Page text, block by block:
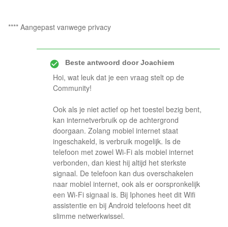
**** Aangepast vanwege privacy
Beste antwoord doorJoachiem
Hoi, wat leuk dat je een vraag stelt op de
Community!
Ook als je niet actief op het toestel bezig bent,
kan internetverbruik op de achtergrond
doorgaan. Zolang mobiel internet staat
ingeschakeld, is verbruik mogelijk. Is de
telefoon met zowel Wi-Fi als mobiel internet
verbonden, dan kiest hij altijd het sterkste
signaal. De telefoon kan dus overschakelen
naar mobiel internet, ook als er oorspronkelijk
een Wi-Fi signaal is. Bij Iphones heet dit Wifi
assistentie en bij Android telefoons heet dit
slimme netwerkwissel.